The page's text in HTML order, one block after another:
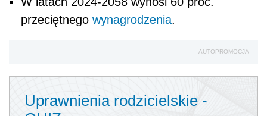
przeciętnego wynagrodzenia.
AUTOPROMOCJA
Uprawnienia rodzicielskie -